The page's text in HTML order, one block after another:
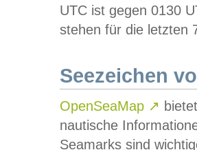
UTC ist gegen 0130
stehen für die letzten
Seezeichen
OpenSeaMap ↗
nautische
Seamarks sind